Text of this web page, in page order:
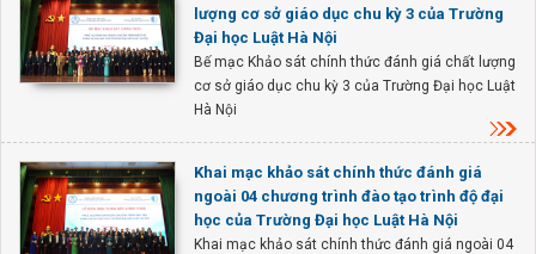
lượng cơ sở giáo dục chu kỳ 3 của Trường
Đại học Luật Hà Nội
Bế mạc Khảo sát chính thức đánh giá chất lượng
cơ sở giáo dục chu kỳ 3 của Trường Đại học Luật
Hà Nội
Khai mạc khảo sát chính thức đánh giá
ngoài 04 chương trình đào tạo trình độ đại
học của Trường Đại học Luật Hà Nội
Khai mạc khảo sát chính thức đánh giá ngoài 04